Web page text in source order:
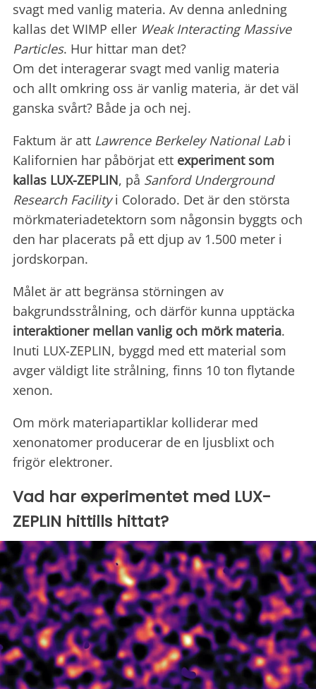
svagt med vanlig materia. Av denna anledning
kallas det WIMP eller Weak Interacting Massive
Particles. Hur hittar man det?
Om det interagerar svagt med vanlig materia
och allt omkring oss är vanlig materia, är det väl
ganska svårt? Både ja och nej.
Faktum är att Lawrence Berkeley National Labi
Kalifornien har påbörjat ett experiment som
kallas LUX-ZEPLIN, på Sanford Underground
Research Facilityi Colorado. Det är den största
mörkmateriadetektorn som någonsin byggts och
den har placerats på ett djup av 1.500 meter i
jordskorpan.
Målet är att begränsa störningen av
bakgrundsstrålning, och därför kunna upptäcka
interaktioner mellan vanlig och mörk materia.
Inuti LUX-ZEPLIN, byggd med ett material som
avger väldigt lite strålning, finns 10 ton flytande
xenon.
Om mörk materiapartiklar kolliderar med
xenonatomer producerar de en ljusblixt och
frigör elektroner.
Vad har experimentet med LUX-
ZEPLIN hittills hittat?